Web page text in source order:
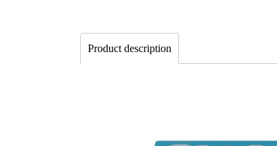
Product description